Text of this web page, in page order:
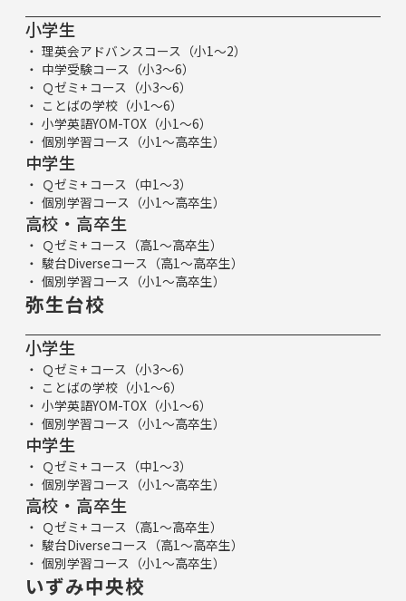
小学生
理英会アドバンスコース（小1～2）
中学受験コース（小3～6）
Ｑゼミ+ コース（小3～6）
ことばの学校（小1～6）
小学英語YOM-TOX（小1～6）
個別学習コース（小1～高卒生）
中学生
Ｑゼミ+ コース（中1～3）
個別学習コース（小1～高卒生）
高校・高卒生
Ｑゼミ+ コース（高1～高卒生）
駿台Diverseコース（高1～高卒生）
個別学習コース（小1～高卒生）
弥生台校
小学生
Ｑゼミ+ コース（小3～6）
ことばの学校（小1～6）
小学英語YOM-TOX（小1～6）
個別学習コース（小1～高卒生）
中学生
Ｑゼミ+ コース（中1～3）
個別学習コース（小1～高卒生）
高校・高卒生
Ｑゼミ+ コース（高1～高卒生）
駿台Diverseコース（高1～高卒生）
個別学習コース（小1～高卒生）
いずみ中央校